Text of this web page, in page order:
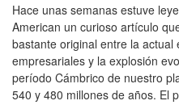
Hace unas semanas estuve
American un curioso artículo
bastante original entre la
empresariales y la explosión
período Cámbrico de nuestro
540 y 480 millones de años. El